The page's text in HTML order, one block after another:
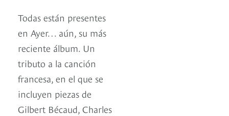
Todas están presentes
en Ayer… aún, su más
reciente álbum. Un
tributo a la canción
francesa, en el que se
incluyen piezas de
Gilbert Bécaud, Charles